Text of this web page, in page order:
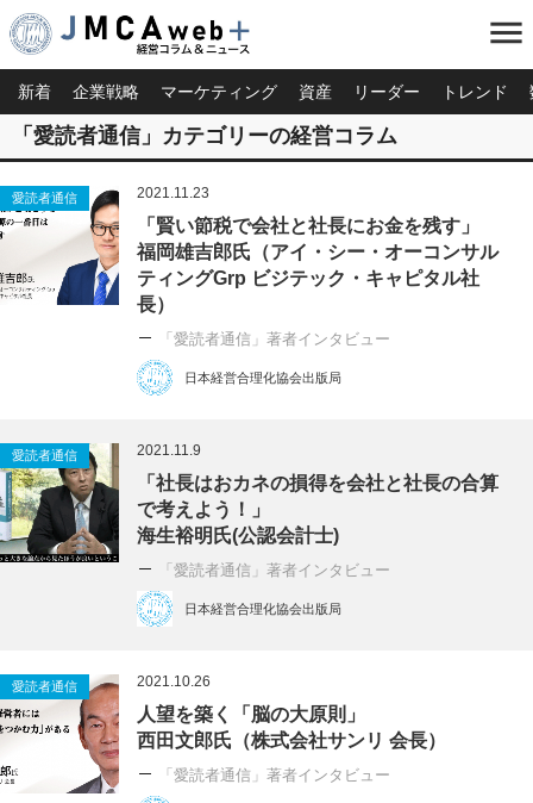
menu
新着 企業戦略 マーケティング 資産 リーダー トレンド
「愛読者通信」カテゴリーの経営コラム
愛読者通信 2021.11.23
「賢い節税で会社と社長にお金を残す」
福岡雄吉郎氏（アイ・シー・オーコンサル
ティングGrp ビジテック・キャピタル社
長）
「愛読者通信」著者インタビュー
日本経営合理化協会出版局
愛読者通信 2021.11.9
「社長はおカネの損得を会社と社長の合算
で考えよう！」
海生裕明氏(公認会計士)
「愛読者通信」著者インタビュー
日本経営合理化協会出版局
愛読者通信 2021.10.26
人望を築く「脳の大原則」
西田文郎氏（株式会社サンリ 会長）
「愛読者通信」著者インタビュー